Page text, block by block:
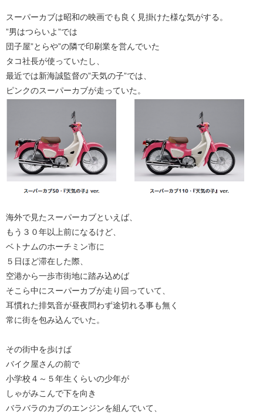
スーパーカブは昭和の映画でも良く見掛けた様な気がする。
”男はつらいよ”では
団子屋”とらや”の隣で印刷業を営んでいた
タコ社長が使っていたし、
最近では新海誠監督の”天気の子”では、
ピンクのスーパーカブが走っていた。
海外で見たスーパーカブといえば、
もう３０年以上前になるけど、
ベトナムのホーチミン市に
５日ほど滞在した際、
空港から一歩市街地に踏み込めば
そこら中にスーパーカブが走り回っていて、
耳慣れた排気音が昼夜問わず途切れる事も無く
常に街を包み込んでいた。
その街中を歩けば
バイク屋さんの前で
小学校４～５年生くらいの少年が
しゃがみこんで下を向き
バラバラのカブのエンジンを組んでいて、